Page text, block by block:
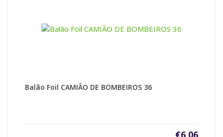
Balão Foil CAMIÃO DE BOMBEIROS 36
€6,06